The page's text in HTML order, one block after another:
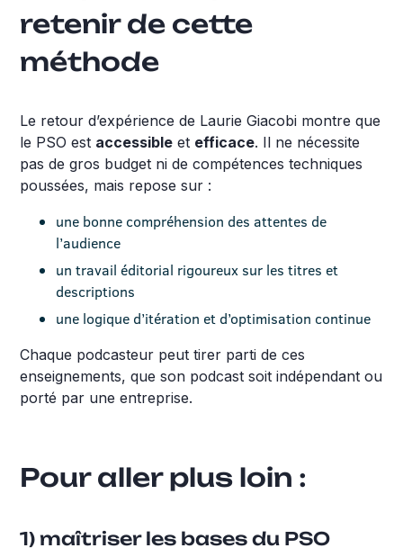
retenir de cette
méthode
Le retour d’expérience de Laurie Giacobi montre que
le PSO est accessible et efficace. Il ne nécessite
pas de gros budget ni de compétences techniques
poussées, mais repose sur :
une bonne compréhension des attentes de
l’audience
un travail éditorial rigoureux sur les titres et
descriptions
une logique d’itération et d’optimisation continue
Chaque podcasteur peut tirer parti de ces
enseignements, que son podcast soit indépendant ou
porté par une entreprise.
Pour aller plus loin :
1) maîtriser les bases du PSO